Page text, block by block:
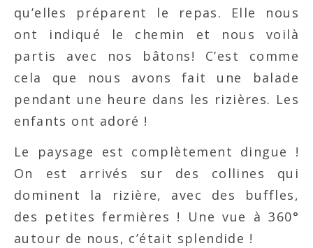
qu’elles préparent le repas. Elle nous
ont indiqué le chemin et nous voilà
partis avec nos bâtons! C’est comme
cela que nous avons fait une balade
pendant une heure dans les rizières. Les
enfants ont adoré !
Le paysage est complètement dingue !
On est arrivés sur des collines qui
dominent la rizière, avec des buffles,
des petites fermières ! Une vue à 360°
autour de nous, c’était splendide !